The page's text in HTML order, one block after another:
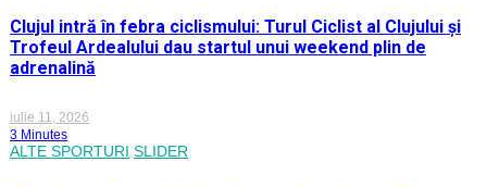
Clujul intră în febra ciclismului: Turul Ciclist al Clujului și
Trofeul Ardealului dau startul unui weekend plin de
adrenalină
iulie 11, 2026
3 Minutes
ALTE SPORTURI SLIDER